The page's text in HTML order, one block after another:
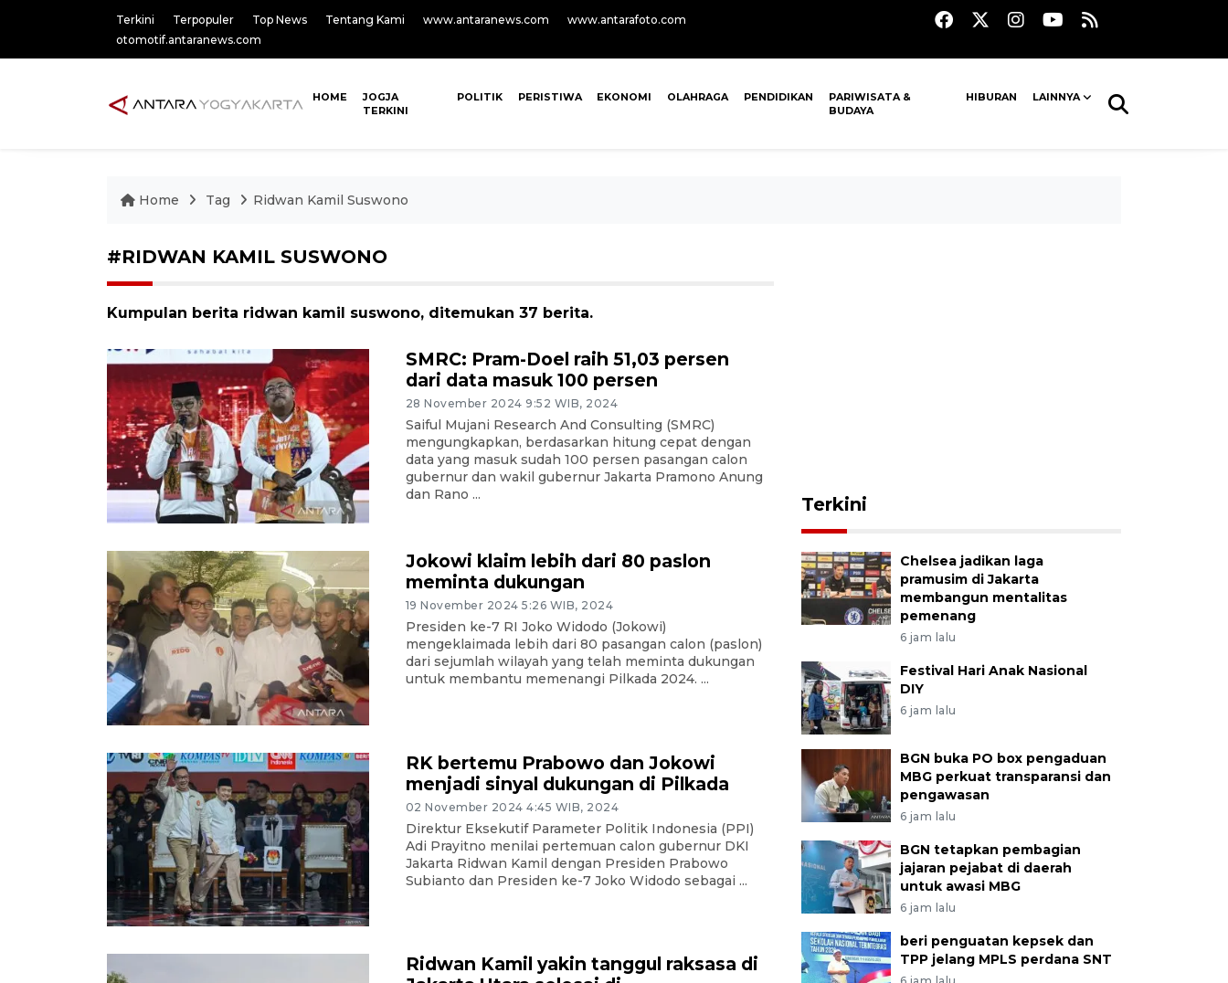
Terkini Terpopuler Top News Tentang Kami www.antaranews.com
www.antarafoto.com
otomotif.antaranews.com
HOME
JOGJA
TERKINI
POLITIK PERISTIWA EKONOMI OLAHRAGA PENDIDIKAN
PARIWISATA &
BUDAYA
HIBURAN LAINNYA
Home Tag Ridwan Kamil Suswono
#RIDWAN KAMIL SUSWONO
Kumpulan berita ridwan kamil suswono, ditemukan 37 berita.
SMRC: Pram-Doel raih 51,03 persen
dari data masuk 100 persen
28 November 2024 9:52 WIB, 2024
Saiful Mujani Research And Consulting (SMRC)
mengungkapkan, berdasarkan hitung cepat dengan
data yang masuk sudah 100 persen pasangan calon
gubernur dan wakil gubernur Jakarta Pramono Anung
dan Rano ...
Jokowi klaim lebih dari 80 paslon
meminta dukungan
19 November 2024 5:26 WIB, 2024
Presiden ke-7 RI Joko Widodo (Jokowi)
mengeklaimada lebih dari 80 pasangan calon (paslon)
dari sejumlah wilayah yang telah meminta dukungan
untuk membantu memenangi Pilkada 2024. ...
RK bertemu Prabowo dan Jokowi
menjadi sinyal dukungan di Pilkada
02 November 2024 4:45 WIB, 2024
Direktur Eksekutif Parameter Politik Indonesia (PPI)
Adi Prayitno menilai pertemuan calon gubernur DKI
Jakarta Ridwan Kamil dengan Presiden Prabowo
Subianto dan Presiden ke-7 Joko Widodo sebagai ...
Ridwan Kamil yakin tanggul raksasa di
Terkini
Chelsea jadikan laga
pramusim di Jakarta
membangun mentalitas
pemenang
6 jam lalu
Festival Hari Anak Nasional
DIY
6 jam lalu
BGN buka PO box pengaduan
MBG perkuat transparansi dan
pengawasan
6 jam lalu
BGN tetapkan pembagian
jajaran pejabat di daerah
untuk awasi MBG
6 jam lalu
beri penguatan kepsek dan
TPP jelang MPLS perdana SNT